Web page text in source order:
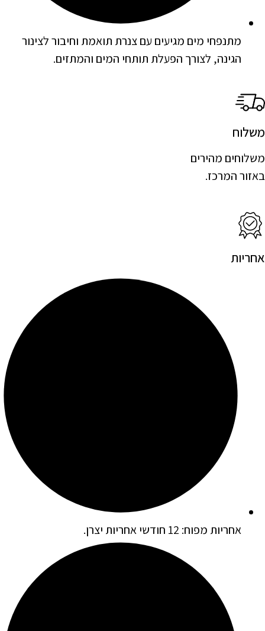
מתנפחי מים מגיעים עם צנרת תואמת וחיבור לצינור
הגינה, לצורך הפעלת תותחי המים והמתזים.
משלוח
משלוחים מהירים
באזור המרכז.
אחריות
אחריות מפוח: 12 חודשי אחריות יצרן.